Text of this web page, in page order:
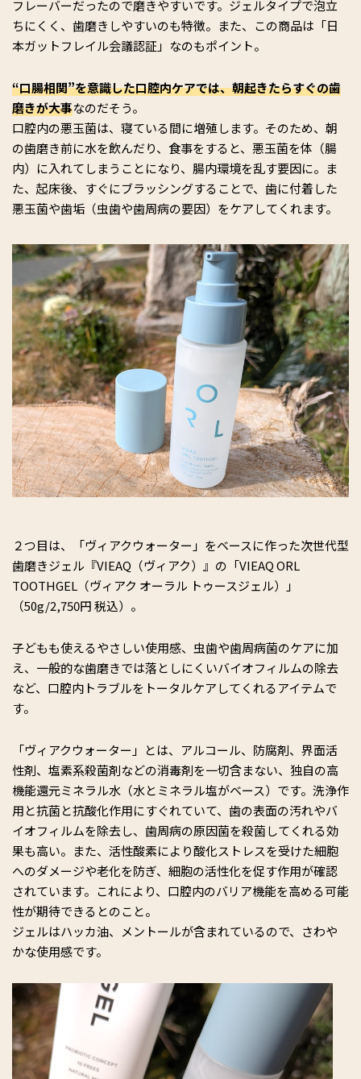
フレーバーだったので磨きやすいです。ジェルタイプで泡立
ちにくく、歯磨きしやすいのも特徴。また、この商品は「日
本ガットフレイル会議認証」なのもポイント。
“口腸相関”を意識した口腔内ケアでは、朝起きたらすぐの歯
磨きが大事なのだそう。
口腔内の悪玉菌は、寝ている間に増殖します。そのため、朝
の歯磨き前に水を飲んだり、食事をすると、悪玉菌を体（腸
内）に入れてしまうことになり、腸内環境を乱す要因に。ま
た、起床後、すぐにブラッシングすることで、歯に付着した
悪玉菌や歯垢（虫歯や歯周病の要因）をケアしてくれます。
２つ目は、「ヴィアクウォーター」をベースに作った次世代型
歯磨きジェル『VIEAQ（ヴィアク）』の「VIEAQ ORL
TOOTHGEL（ヴィアク オーラル トゥースジェル）」
（50g/2,750円 税込）。
子どもも使えるやさしい使用感、虫歯や歯周病菌のケアに加
え、一般的な歯磨きでは落としにくいバイオフィルムの除去
など、口腔内トラブルをトータルケアしてくれるアイテムで
す。
「ヴィアクウォーター」とは、アルコール、防腐剤、界面活
性剤、塩素系殺菌剤などの消毒剤を一切含まない、独自の高
機能還元ミネラル水（水とミネラル塩がベース）です。洗浄作
用と抗菌と抗酸化作用にすぐれていて、歯の表面の汚れやバ
イオフィルムを除去し、歯周病の原因菌を殺菌してくれる効
果も高い。また、活性酸素により酸化ストレスを受けた細胞
へのダメージや老化を防ぎ、細胞の活性化を促す作用が確認
されています。これにより、口腔内のバリア機能を高める可能
性が期待できるとのこと。
ジェルはハッカ油、メントールが含まれているので、さわや
かな使用感です。